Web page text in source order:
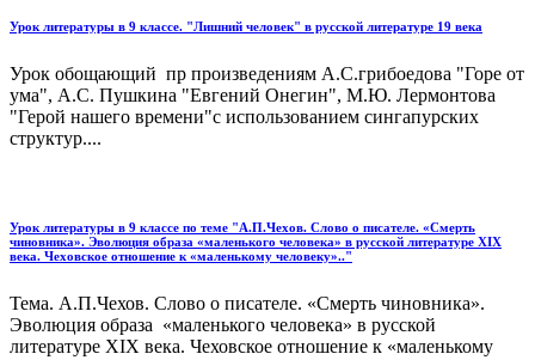
Урок литературы в 9 классе. "Лишний человек" в русской литературе 19 века
Урок обощающий пр произведениям А.С.грибоедова "Горе от
ума", А.С. Пушкина "Евгений Онегин", М.Ю. Лермонтова
"Герой нашего времени"с использованием сингапурских
структур....
Урок литературы в 9 классе по теме "А.П.Чехов. Слово о писателе. «Смерть
чиновника». Эволюция образа «маленького человека» в русской литературе XIX
века. Чеховское отношение к «маленькому человеку».."
Тема. А.П.Чехов. Слово о писателе. «Смерть чиновника».
Эволюция образа «маленького человека» в русской
литературе XIX века. Чеховское отношение к «маленькому